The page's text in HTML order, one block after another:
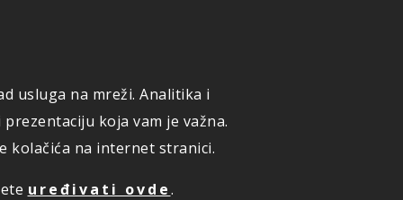
usluga na mreži. Analitika i
koja vam je važna.
kolačića na internet stranici.
uređivati ovde.
PREMIJU ONLINE ZAKAZIVANJE PREGLEDA